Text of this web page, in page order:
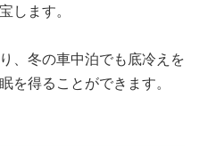
します。
、冬の車中泊でも底冷えを
を得ることができます。